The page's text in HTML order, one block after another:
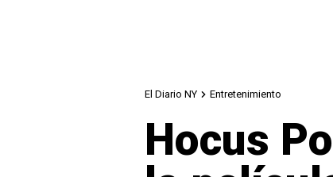
El Diario NY Entretenimiento
Hocus